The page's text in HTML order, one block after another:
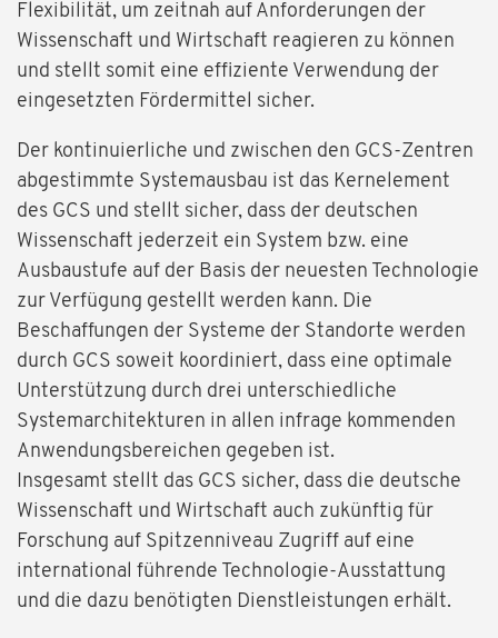
Flexibilität, um zeitnah auf Anforderungen der
Wissenschaft und Wirtschaft reagieren zu können
und stellt somit eine effiziente Verwendung der
eingesetzten Fördermittel sicher.
Der kontinuierliche und zwischen den GCS-Zentren
abgestimmte Systemausbau ist das Kernelement
des GCS und stellt sicher, dass der deutschen
Wissenschaft jederzeit ein System bzw. eine
Ausbaustufe auf der Basis der neuesten Technologie
zur Verfügung gestellt werden kann. Die
Beschaffungen der Systeme der Standorte werden
durch GCS soweit koordiniert, dass eine optimale
Unterstützung durch drei unterschiedliche
Systemarchitekturen in allen infrage kommenden
Anwendungsbereichen gegeben ist.
Insgesamt stellt das GCS sicher, dass die deutsche
Wissenschaft und Wirtschaft auch zukünftig für
Forschung auf Spitzenniveau Zugriff auf eine
international führende Technologie-Ausstattung
und die dazu benötigten Dienstleistungen erhält.